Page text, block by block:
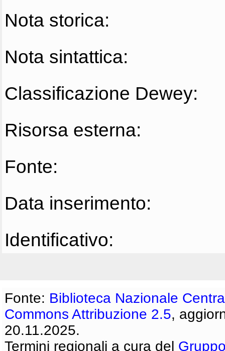
Nota storica:
Nota sintattica:
Classificazione Dewey:
Risorsa esterna:
Fonte:
Data inserimento:
Identificativo:
Fonte: Biblioteca Nazionale
Commons Attribuzione 2.5,
20.11.2025.
Termini regionali a cura del